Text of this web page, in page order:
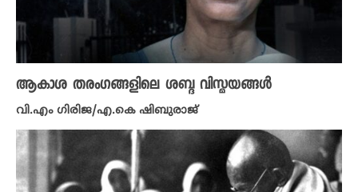
ആകാശ തരംഗങ്ങളിലെ ശബ്ദ വിസ്മയങ്ങൾ
വി.എം ​ഗിരിജ/എ.കെ ഷിബുരാജ്